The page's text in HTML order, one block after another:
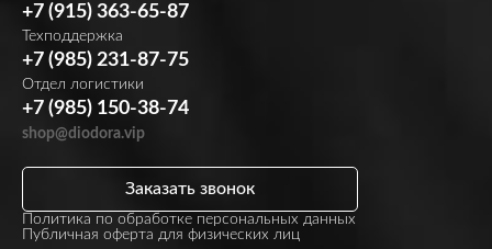
+7 (915) 363-65-87
Техподдержка
+7 (985) 231-87-75
Отдел логистики
+7 (985) 150-38-74
shop@diodora.vip
Политика по обработке персональных данных
Публичная оферта для физических лиц
Заказать звонок